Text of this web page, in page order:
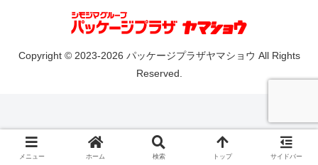
Copyright © 2023-2026 パッケージプラザヤマショウ All Rights
Reserved.
メニュー ホーム 検索 トップ サイドバー